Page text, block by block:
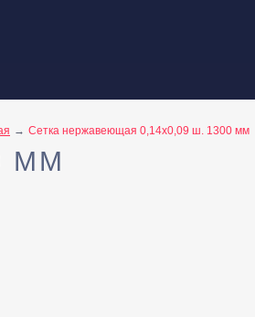
Сетка нержавеющая 0,14x0,09 ш. 1300 мм
ММ